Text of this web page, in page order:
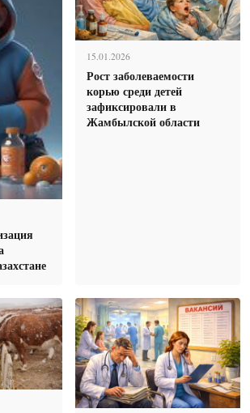
15.01.2026
Рост заболеваемости
корью среди детей
зафиксировали в
Жамбылской области